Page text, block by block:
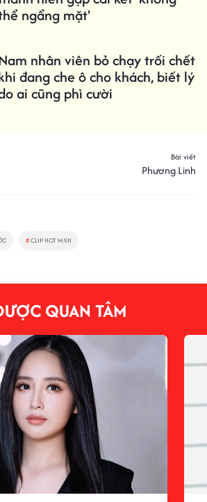
ngẩng mặt'
nhân viên bỏ chạy trối chết
đang che ô cho khách, biết lý
ai cũng phì cười
Bài viết
Phương Linh
#CLIP HOT MXH
QUAN TÂM